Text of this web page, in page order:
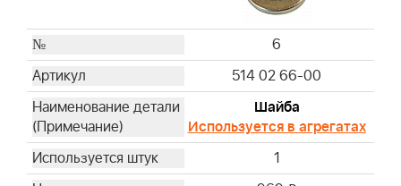
6
514 02 66-00
Шайба
Используется в агрегатах
1